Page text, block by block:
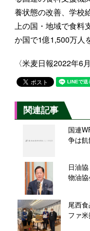
養状態の改善、学校
上の国・地域で食料
か国で1億1,500万人
〈米麦日報2022年6
関連記事
国連
争は飢
日油
物油
尾西
ファ